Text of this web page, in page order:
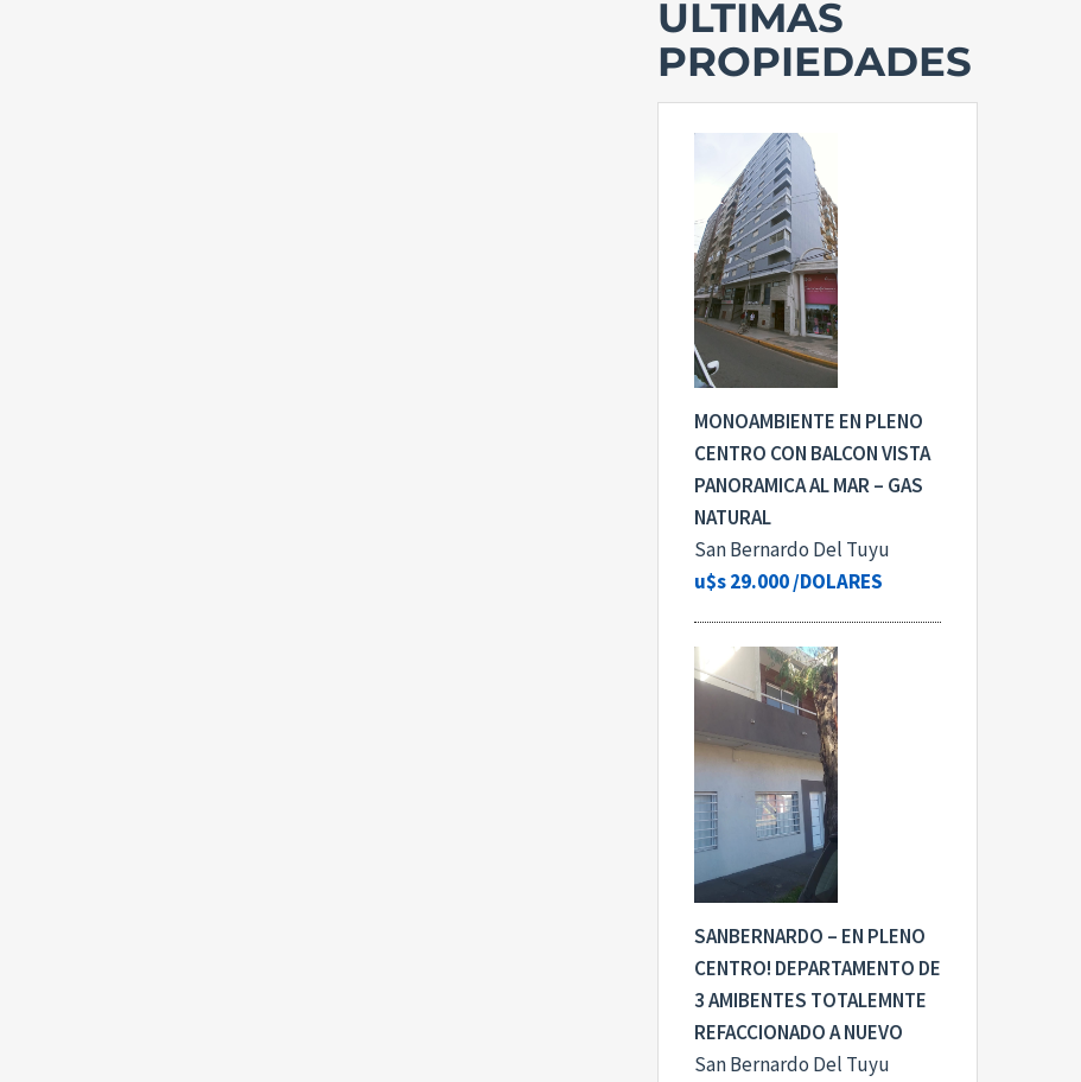
ULTIMAS
PROPIEDADES
MONOAMBIENTE EN PLENO
CENTRO CON BALCON VISTA
PANORAMICA AL MAR – GAS
NATURAL
San Bernardo Del Tuyu
u$s 29.000/DOLARES
SANBERNARDO – EN PLENO
CENTRO! DEPARTAMENTO DE
3 AMIBENTES TOTALEMNTE
REFACCIONADO A NUEVO
San Bernardo Del Tuyu